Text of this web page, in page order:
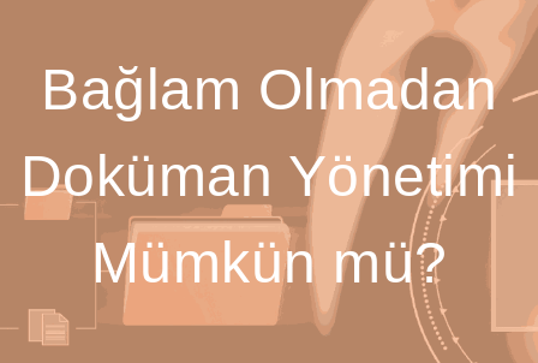
Bağlam Olmadan
Doküman Yönetimi
Mümkün mü?